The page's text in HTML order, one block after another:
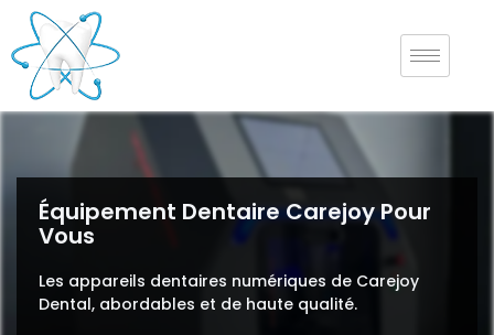
Équipement Dentaire Carejoy Pour
Vous
Les appareils dentaires numériques de Carejoy
Dental, abordables et de haute qualité.